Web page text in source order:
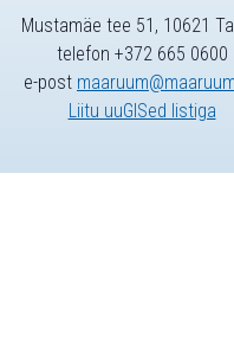
Mustamäe tee 51, 10621
telefon +372 665 0600
e-post
Liitu uuGISed listiga